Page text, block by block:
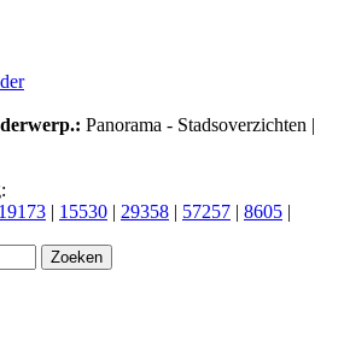
Panorama - Stadsoverzichten |
19173 | 15530 | 29358 | 57257 | 8605 |